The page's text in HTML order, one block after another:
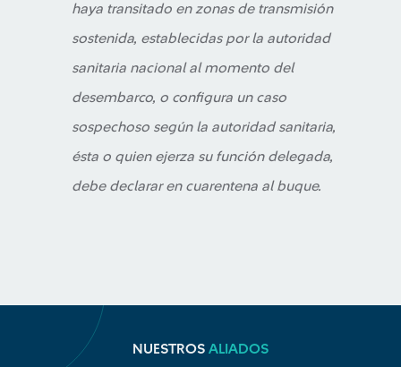
haya transitado en zonas de transmisión
sostenida, establecidas por la autoridad
sanitaria nacional al momento del
desembarco, o configura un caso
sospechoso según la autoridad sanitaria,
ésta o quien ejerza su función delegada,
debe declarar en cuarentena al buque.
NUESTROS ALIADOS